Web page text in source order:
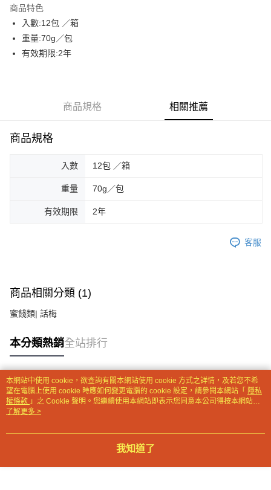
相關說明
【關於「AFTEE先享後付」】
便利好安心！
１．簡單：不需註冊會員、不需綁卡、不需儲值。
１．於結帳方式選擇「AFTEE先享後付」後，將跳轉至「AFTEE先享後付」
結帳頁面，進行簡訊認證並確認金額後，即可完成結帳。
３．收到繳費通知簡訊後14天內，點擊此簡訊中的連結，可透過四大超商／
※ 請注意：結帳手續完成當下不需立刻繳費，但若您需要取消訂單，請聯絡
購買商品的店家。未經商家同意取消之訂單仍視為有效，需透過AFTEE先享
後付繳納相關費用。
※ 交易是否成功請以「AFTEE先享後付 」之結帳頁面顯示為準，若有關於
客戶支援中心」https://netprotections.freshdesk.com/support/home
１．透過由恩沛科技股份有限公司提供之「AFTEE先享後付」服務完成之交
https://aftee.tw/terms/#terms3
「AFTEE先享後付」，若未經同意申辦者引起之損失，本公司不負相關責
４．使用「AFTEE先享後付」時，將依據個別帳號之用戶狀況，依本公司即
時審查核予不同之上限額度；若仍有額度不足之情形，本公司將視審查結果
請求用戶進行身份認證。
５．嚴禁一人註冊多個帳號或使用他人資訊註冊。若發現惡意使用之情形，
恩沛科技股份有限公司將有權停止該用戶之使用額度並採取法律行動。
ATM付款
貨到付款
賣家宅配
每筆NT$190，滿NT$2,600(含以上)免運費
商品特色
入數:12包 ／箱
重量:70g／包
有效期限:2年
商品規格 相關推薦
商品規格
入數 12包 ／箱
重量 70g／包
有效期限 2年
客服
商品相關分類 (1)
蜜餞類| 話梅
本分類熱銷全站排行
熱門標籤
本網站中使用 cookie，欲查詢有關本網站使用 cookie 方式之詳情，及若您不希
望在電腦上使用 cookie 時應如何變更電腦的 cookie 設定，請參閱本網站「 隱私
權條款 」之 Cookie 聲明。您繼續使用本網站即表示您同意本公司得按本網站使
用條款之 Cookie 聲明使用 cookie。
了解更多 >
我知道了